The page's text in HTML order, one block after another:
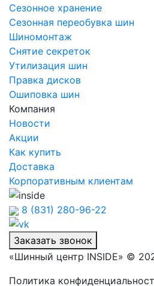
Сезонное хранение
Сезонная переобувка шин
Шиномонтаж
Снятие секреток
Утилизация шин
Правка дисков
Ошиповка шин
Компания
Новости
Акции
Как купить
Доставка
Корпоративным клиентам
8 (831) 280-96-22
Заказать звонок
«Шинный центр INSIDE» ©
Политика